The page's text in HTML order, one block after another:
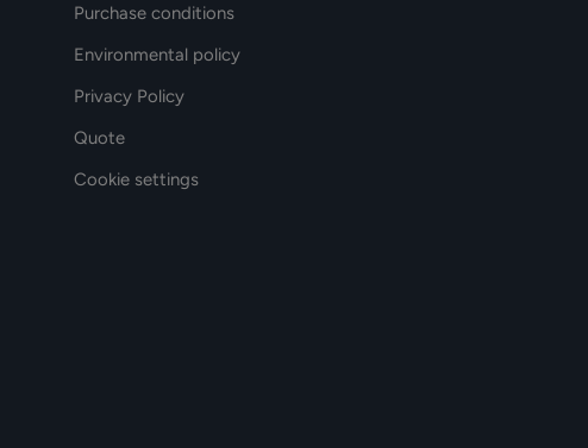
Purchase conditions
Environmental policy
Privacy Policy
Quote
Cookie settings